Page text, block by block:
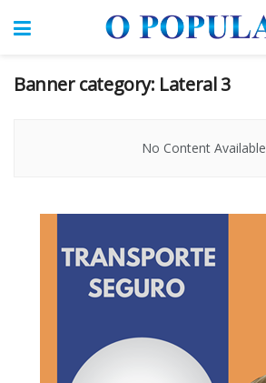
Banner category: Lateral 3
No Content Available